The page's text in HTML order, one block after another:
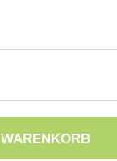
WARENKORB